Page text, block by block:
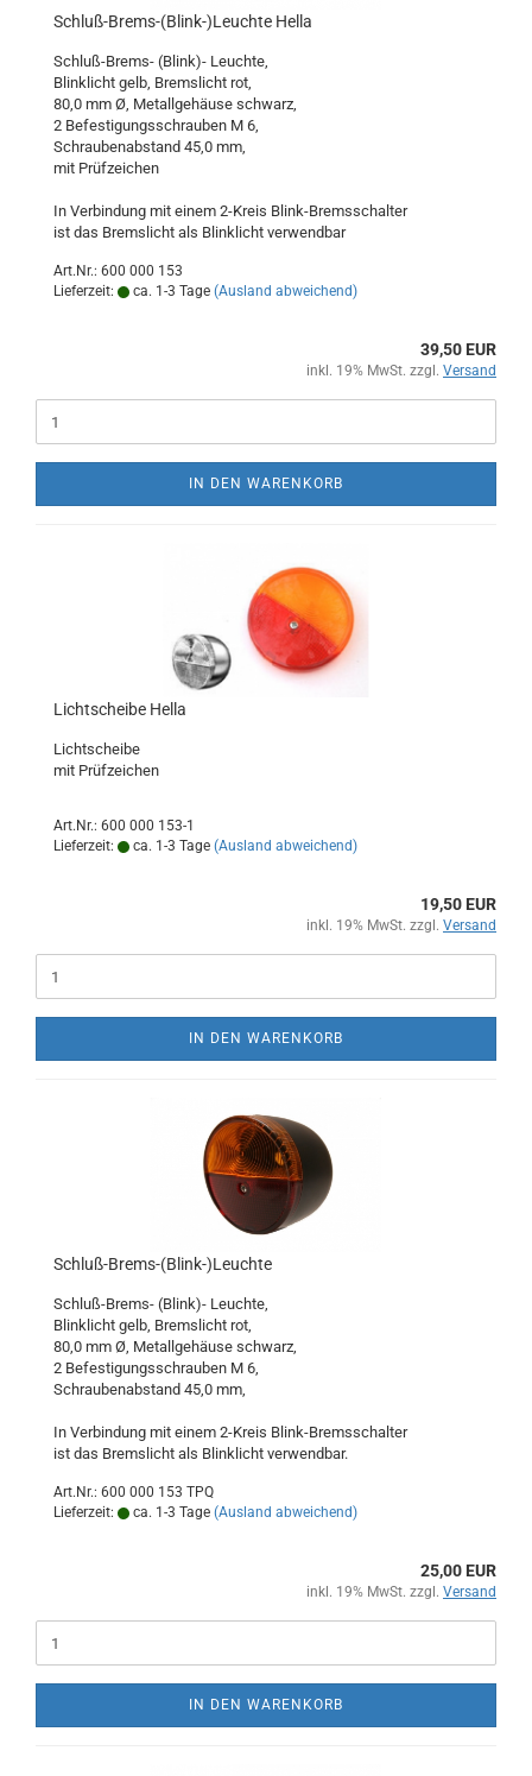
Schluß-Brems-(Blink-)Leuchte Hella
Schluß-Brems- (Blink)- Leuchte,
Blinklicht gelb, Bremslicht rot,
80,0 mm Ø, Metallgehäuse schwarz,
2 Befestigungsschrauben M 6,
Schraubenabstand 45,0 mm,
mit Prüfzeichen
In Verbindung mit einem 2-Kreis Blink-Bremsschalter
ist das Bremslicht als Blinklicht verwendbar
Art.Nr.: 600 000 153
Lieferzeit:
ca. 1-3 Tage (Ausland abweichend)
39,50 EUR
inkl. 19% MwSt. zzgl. Versand
IN DEN WARENKORB
Lichtscheibe Hella
Lichtscheibe
mit Prüfzeichen
Art.Nr.: 600 000 153-1
Lieferzeit:
ca. 1-3 Tage (Ausland abweichend)
19,50 EUR
inkl. 19% MwSt. zzgl. Versand
IN DEN WARENKORB
Schluß-Brems-(Blink-)Leuchte
Schluß-Brems- (Blink)- Leuchte,
Blinklicht gelb, Bremslicht rot,
80,0 mm Ø, Metallgehäuse schwarz,
2 Befestigungsschrauben M 6,
Schraubenabstand 45,0 mm,
In Verbindung mit einem 2-Kreis Blink-Bremsschalter
ist das Bremslicht als Blinklicht verwendbar.
Art.Nr.: 600 000 153 TPQ
Lieferzeit:
ca. 1-3 Tage (Ausland abweichend)
25,00 EUR
inkl. 19% MwSt. zzgl. Versand
IN DEN WARENKORB